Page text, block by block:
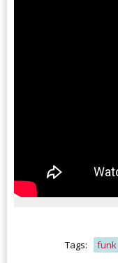
Tags: funk